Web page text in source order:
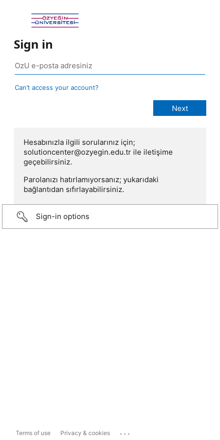
Sign in
Can’t access your account?
Hesabınızla ilgili sorularınız için;
solutioncenter@ozyegin.edu.tr ile iletişime
geçebilirsiniz.
Parolanızı hatırlamıyorsanız; yukarıdaki
bağlantıdan sıfırlayabilirsiniz.
Sign-in options
Terms of use Privacy & cookies ...